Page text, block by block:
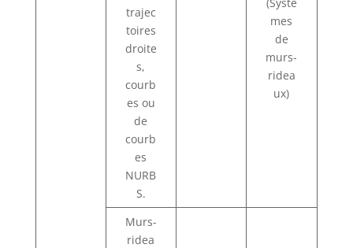
trajec
toires
droite
s,
courb
es ou
de
courb
es
NURB
S.
mes
de
murs-
ridea
ux)
Murs-
ridea